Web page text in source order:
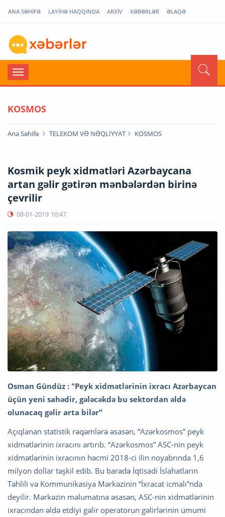
ANA SƏHİFƏ LAYİHƏ HAQQINDA ARXİV XƏBƏRLƏR ƏLAQƏ
KOSMOS
Ana Səhifə TELEKOM VƏ NƏQLİYYAT KOSMOS
Kosmik peyk xidmətləri Azərbaycana
artan gəlir gətirən mənbələrdən birinə
çevrilir
08-01-2019 10:47
Osman Gündüz : "Peyk xidmətlərinin ixracı Azərbaycan
üçün yeni sahədir, gələcəkdə bu sektordan əldə
olunacaq gəlir arta bilər”
Açıqlanan statistik rəqəmlərə əsasən, “Azərkosmos” peyk
xidmətlərinin ixracını artırıb. “Azərkosmos” ASC-nin peyk
xidmətlərinin ixracının həcmi 2018-ci ilin noyabrında 1,6
milyon dollar təşkil edib. Bu barədə İqtisadi İslahatların
Təhlili və Kommunikasiya Mərkəzinin “İxracat icmalı”nda
deyilir. Mərkəzin məlumatına əsasən, ASC-nin xidmətlərinin
ixracından əldə etdiyi gəlir operatorun gəlirlərinin ümumi